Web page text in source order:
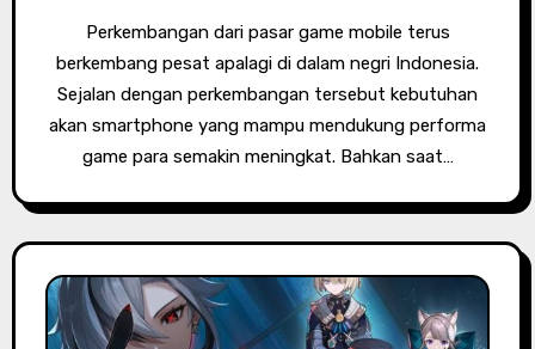
Perkembangan dari pasar game mobile terus
berkembang pesat apalagi di dalam negri Indonesia.
Sejalan dengan perkembangan tersebut kebutuhan
akan smartphone yang mampu mendukung performa
game para semakin meningkat. Bahkan saat…